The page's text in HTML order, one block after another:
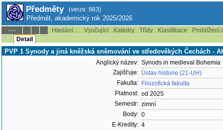
Předměty (verze: 983)
Předmět, akademický rok 2025/2026
--:-- Hledání ... Vyučující Katedry Třídy Klasifikace
Prohlížení
Detail
PVP 1 Synody a jiná kněžská sněmování ve středověkých Čechách -
Anglický název: Synods in medieval Bohemia
Zajišťuje: Ústav historie (21-UH)
Fakulta: Filozofická fakulta
Platnost: od 2025
Semestr: zimní
Body: 0
E-Kredity: 4